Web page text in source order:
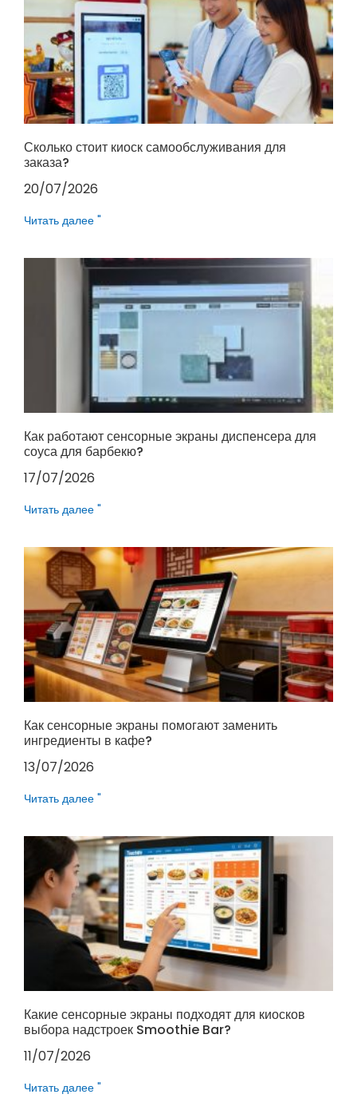
Сколько стоит киоск самообслуживания для
заказа?
20/07/2026
Читать далее "
Как работают сенсорные экраны диспенсера для
соуса для барбекю?
17/07/2026
Читать далее "
Как сенсорные экраны помогают заменить
ингредиенты в кафе?
13/07/2026
Читать далее "
Какие сенсорные экраны подходят для киосков
выбора надстроек Smoothie Bar?
11/07/2026
Читать далее "